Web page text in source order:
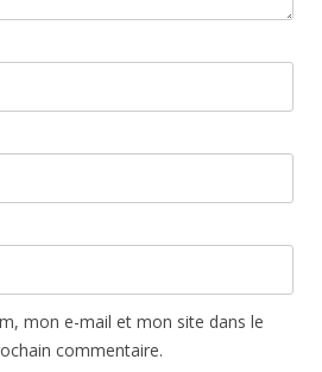
mon e-mail et mon site dans le
commentaire.